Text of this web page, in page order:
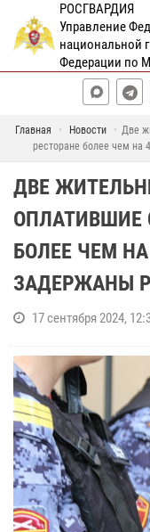
РОСГВАРДИЯ
Управление
национальной
Федерации по
Главная Новости
Две
ресторане более чем на
ДВЕ
ОПЛАТИВШИЕ
БОЛЕЕ ЧЕМ
ЗАДЕРЖАНЫ
17 сентября 2024,